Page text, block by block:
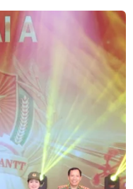
của Israel. (Ảnh:
4 thông báo xuất
phòng của
tỷ USD, mức